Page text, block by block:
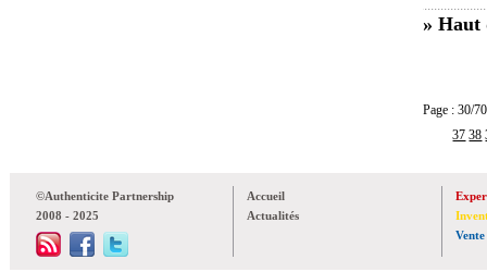
» Haut
Page :
37 38
©Authenticite Partnership
2008 - 2025
Accueil
Actualités
Vente